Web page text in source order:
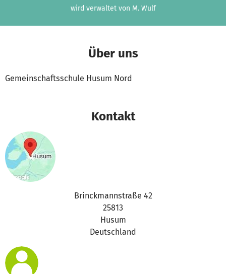
wird verwaltet von M. Wulf
Über uns
Gemeinschaftsschule Husum Nord
Kontakt
Brinckmannstraße 42
25813
Husum
Deutschland